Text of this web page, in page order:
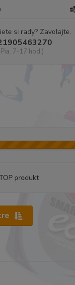
si rady? Zavolajte.
7-17 hod.)
produkt